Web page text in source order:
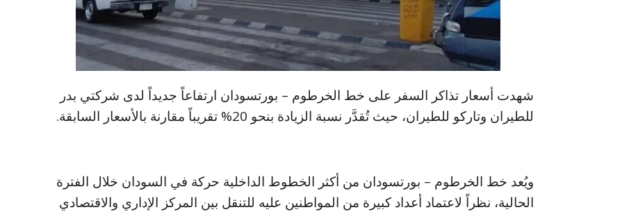
شهدت أسعار تذاكر السفر على خط الخرطوم – بورتسودان ارتفاعاً جديداً لدى شركتي بدر
للطيران وتاركو للطيران، حيث تُقدَّر نسبة الزيادة بنحو 20% تقريباً مقارنة بالأسعار السابقة.
ويُعد خط الخرطوم – بورتسودان من أكثر الخطوط الداخلية حركة في السودان خلال الفترة
الحالية، نظراً لاعتماد أعداد كبيرة من المواطنين عليه للتنقل بين المركز الإداري والاقتصادي